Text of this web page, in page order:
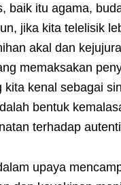
baik itu agama,
jika kita telelisik
akal dan
memaksakan
kita kenal sebagai
bentuk
terhadap
upaya